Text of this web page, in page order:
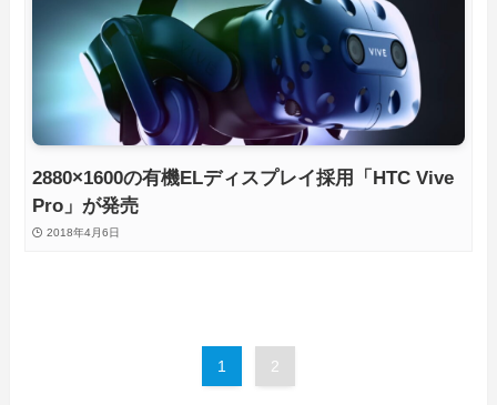
2880×1600の有機ELディスプレイ採用「HTC Vive
Pro」が発売
2018年4月6日
1 2